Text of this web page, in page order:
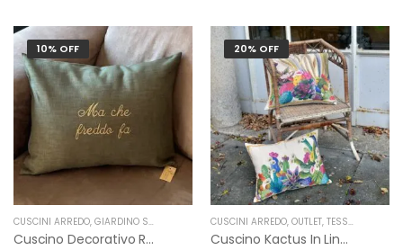
10% OFF
CUSCINI ARREDO, GIARDINO SEGRETO
Cuscino Decorativo Ricamato In Lino “Ma Che Freddo Fa” Giardino Segreto
20% OFF
CUSCINI ARREDO, OUTLET, TESSITURA TOSCANA TELERIE
Cuscino Kactus In Lino Di Tessitura Toscana Telerie